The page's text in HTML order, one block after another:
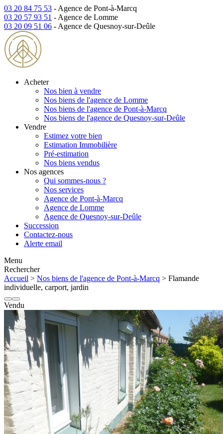
03 20 84 75 53 - Agence de Pont-à-Marcq
03 20 57 93 51 - Agence de Lomme
03 20 09 51 06 - Agence de Quesnoy-sur-Deûle
Acheter
Nos bien à vendre
Nos biens de l'agence de Lomme
Nos biens de l'agence de Pont-à-Marcq
Nos biens de l'agence de Quesnoy-sur-Deûle
Vendre
Estimez votre bien
Estimation Immobilière
Pré-estimation
Nos biens vendus
Nos agences
Qui sommes-nous ?
Nos services
Agence de Pont-à-Marcq
Agence de Lomme
Agence de Quesnoy-sur-Deûle
Succession
Contactez-nous
Alerte email
Menu
Rechercher
Accueil > Nos biens de l'agence de Pont-à-Marcq > Flamande
individuelle, carport, jardin
Vendu